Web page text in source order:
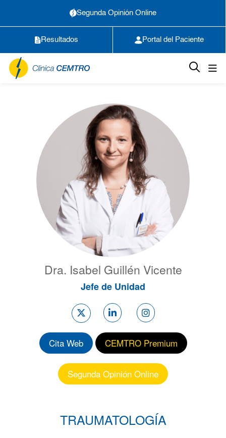
Segunda Opinión Online
Resultados Portal del Paciente
Dra. Isabel Guillén Vicente
Jefe de Unidad
Cita Web CEMTRO Premium
Segunda Opinión Online
TRAUMATOLOGÍA